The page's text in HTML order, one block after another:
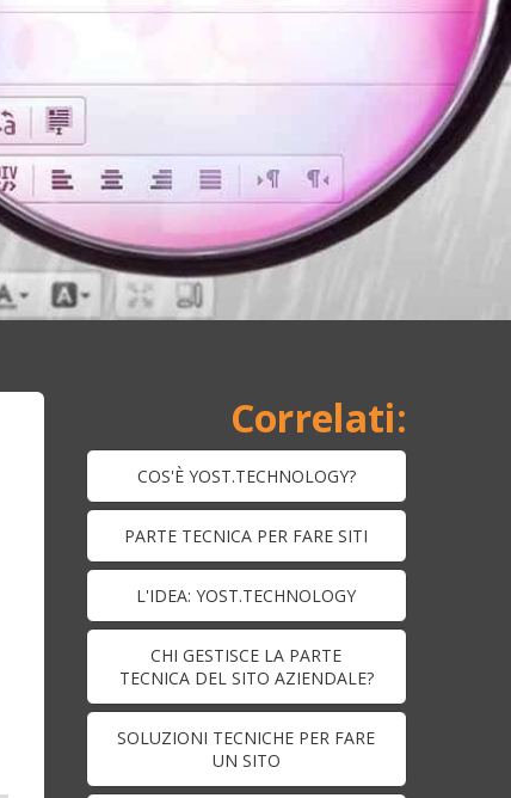
COS'È YOST.TECHNOLOGY?
PARTE TECNICA PER FARE SITI
L'IDEA: YOST.TECHNOLOGY
CHI GESTISCE LA PARTE
TECNICA DEL SITO AZIENDALE?
SOLUZIONI TECNICHE PER FARE
UN SITO